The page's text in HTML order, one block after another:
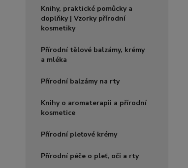
Knihy, praktické pomůcky a
doplňky | Vzorky přírodní
kosmetiky
Přírodní tělové balzámy, krémy
a mléka
Přírodní balzámy na rty
Knihy o aromaterapii a přírodní
kosmetice
Přírodní pleťové krémy
Přírodní péče o pleť, oči a rty